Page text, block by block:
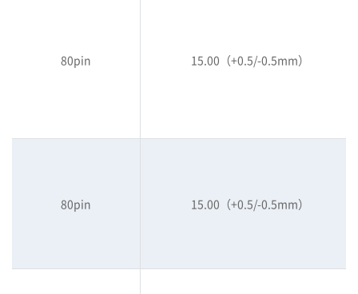
80pin 15.00（+0.5/-0.5mm）
80pin 15.00（+0.5/-0.5mm）